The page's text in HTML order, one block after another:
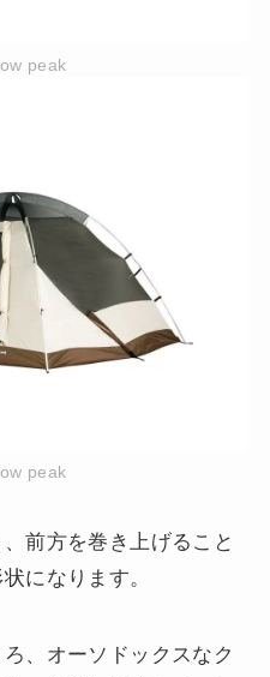
peak
peak
前方を巻き上げること
になります。
、オーソドックスなク